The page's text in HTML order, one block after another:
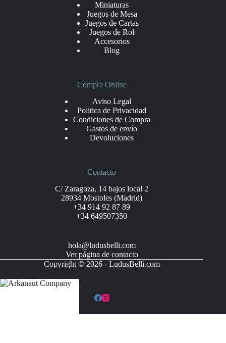
Miniaturas
Juegos de Mesa
Juegos de Cartas
Juegos de Rol
Accesorios
Blog
Compra Online
Aviso Legal
Politica de Privacidad
Condiciones de Compra
Gastos de envío
Devoluciones
Contacto
C/ Zaragoza, 14 bajos local 2
28934 Mostoles (Madrid)
+34 914 92 87 89
+34 649507350
hola@ludusbelli.com
Ver página de contacto
Copyright © 2026 - LudusBelli.com